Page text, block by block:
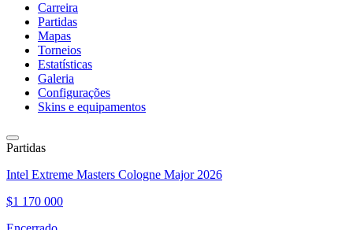
Carreira
Partidas
Mapas
Torneios
Estatísticas
Galeria
Configurações
Skins e equipamentos
Partidas
Intel Extreme Masters Cologne Major 2026
$1 170 000